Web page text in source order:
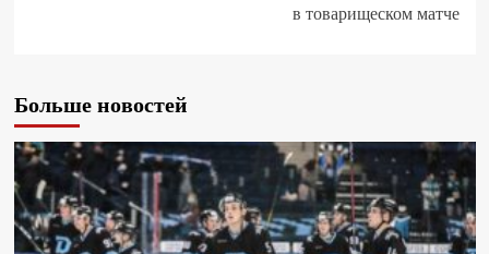
в товарищеском матче
Больше новостей